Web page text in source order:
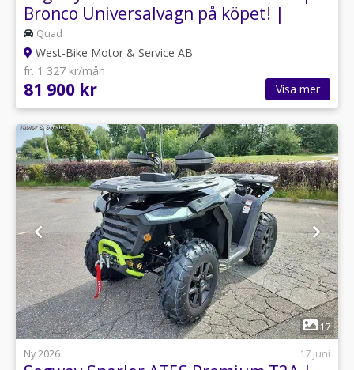
Bronco Universalvagn på köpet! |
Quad
West-Bike Motor & Service AB
fr. 1 327 kr/mån
81 900 kr Visa mer
1
17
Ny 2026
17 juni